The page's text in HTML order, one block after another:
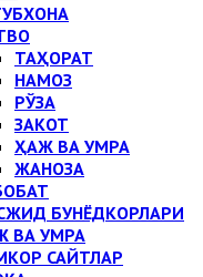
ТАҲОРАТ
НАМОЗ
РЎЗА
ЗАКОТ
ҲАЖ ВА УМРА
ЖАНОЗА
БУНЁДКОРЛАРИ
ВА УМРА
САЙТЛАР